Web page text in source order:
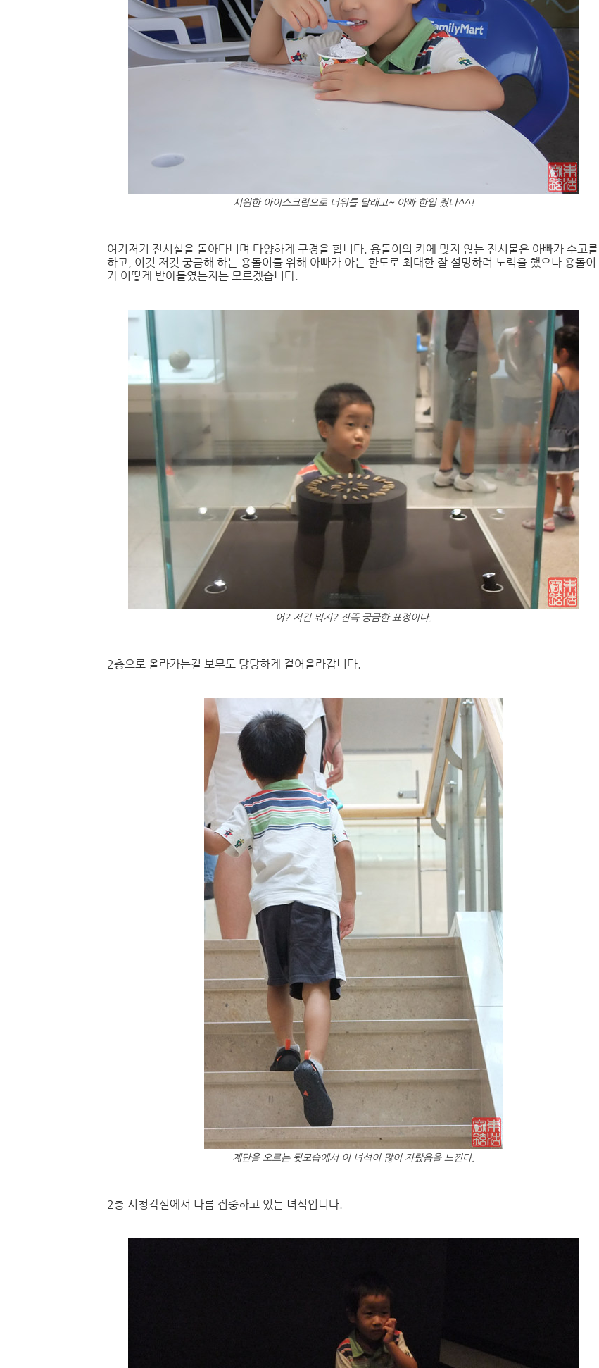
시원한 아이스크림으로 더위를 달래고~ 아빠 한입 줬다^^!
여기저기 전시실을 돌아다니며 다양하게 구경을 합니다. 용돌이의 키에 맞지 않는 전시물은 아빠가 수고를
하고, 이것 저것 궁금해 하는 용돌이를 위해 아빠가 아는 한도로 최대한 잘 설명하려 노력을 했으나 용돌이
가 어떻게 받아들였는지는 모르겠습니다.
어? 저건 뭐지? 잔뜩 궁금한 표정이다.
2층으로 올라가는길 보무도 당당하게 걸어올라갑니다.
계단을 오르는 뒷모습에서 이 녀석이 많이 자랐음을 느낀다.
2층 시청각실에서 나름 집중하고 있는 녀석입니다.